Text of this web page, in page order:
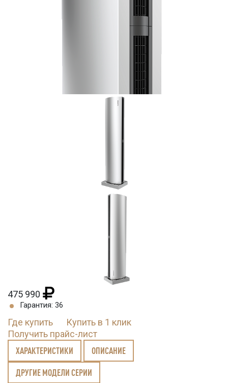
475 990
Гарантия: 36
Где купить
Купить в 1 клик
Получить прайс-лист
ХАРАКТЕРИСТИКИ ОПИСАНИЕ
ДРУГИЕ МОДЕЛИ СЕРИИ